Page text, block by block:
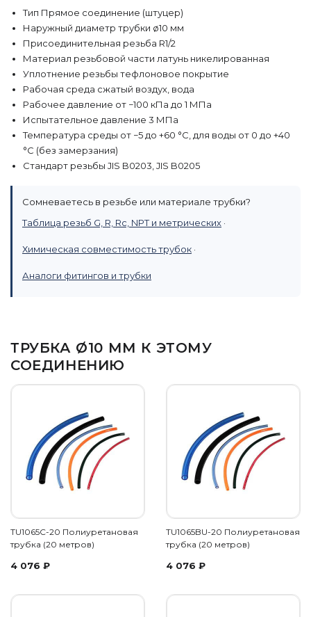
Тип Прямое соединение (штуцер)
Наружный диаметр трубки ø10 мм
Присоединительная резьба R1/2
Материал резьбовой части латунь никелированная
Уплотнение резьбы тефлоновое покрытие
Рабочая среда сжатый воздух, вода
Рабочее давление от −100 кПа до 1 МПа
Испытательное давление 3 МПа
Температура среды от −5 до +60 °C, для воды от 0 до +40
°C (без замерзания)
Стандарт резьбы JIS B0203, JIS B0205
Сомневаетесь в резьбе или материале трубки?
Таблица резьб G, R, Rc, NPT и метрических ·
Химическая совместимость трубок ·
Аналоги фитингов и трубки
ТРУБКА Ø10 ММ К ЭТОМУ
СОЕДИНЕНИЮ
TU1065C-20 Полиуретановая
трубка (20 метров)
4 076 ₽
TU1065BU-20 Полиуретановая
трубка (20 метров)
4 076 ₽